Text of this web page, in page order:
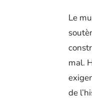
Le
mal.
de